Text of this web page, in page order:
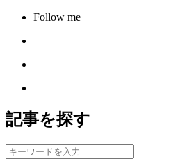
Follow me
記事を探す